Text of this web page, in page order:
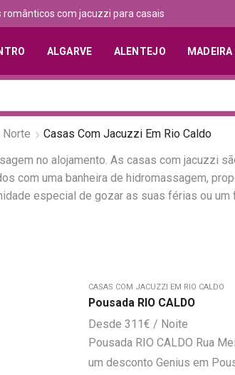
românticos com jacuzzi para casais
ALGARVE ALENTEJO MADEIRA
Norte Casas Com Jacuzzi Em Rio Caldo
no alojamento. As casas com jacuzzi
com uma banheira de hidromassagem,
especial de gozar as suas férias ou
CASAS COM JACUZZI EM RIO CALDO
Pousada RIO CALDO
311 €
Pousada RIO CALDO Rua
um desconto Genius em